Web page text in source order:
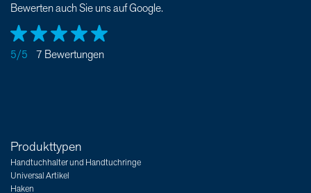
Bewerten auch Sie uns auf Google.
5/5 7 Bewertungen
Produkttypen
Handtuchhalter und Handtuchringe
Universal Artikel
Haken